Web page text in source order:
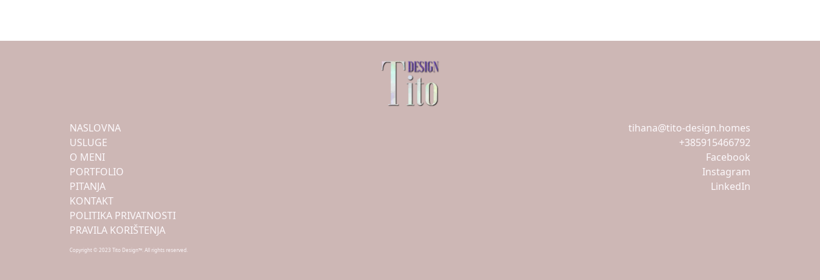
NASLOVNA
USLUGE
O MENI
PORTFOLIO
PITANJA
KONTAKT
POLITIKA PRIVATNOSTI
PRAVILA KORIŠTENJA
Copyright © 2023 Tito Design™. All rights reserved.
tihana@tito-design.homes
+385915466792
Facebook
Instagram
LinkedIn